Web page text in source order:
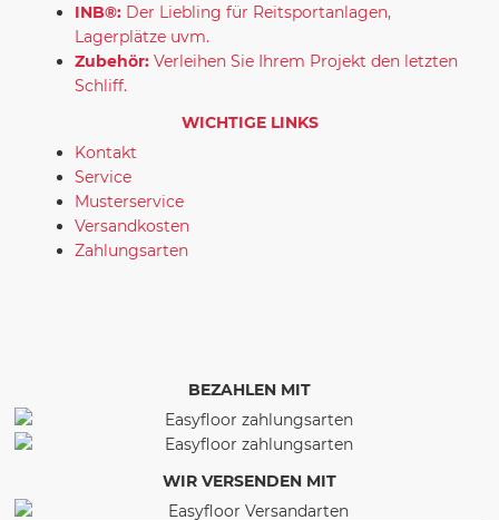
INB®: Der Liebling für Reitsportanlagen,
Lagerplätze uvm.
Zubehör: Verleihen Sie Ihrem Projekt den letzten
Schliff.
WICHTIGE LINKS
Kontakt
Service
Musterservice
Versandkosten
Zahlungsarten
BEZAHLEN MIT
WIR VERSENDEN MIT